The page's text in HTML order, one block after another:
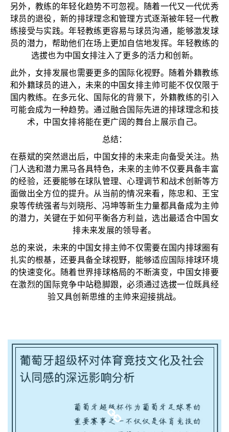
另外，教练的年轻化趋势不可忽视。随着一代又一代优秀
球员的退役，新的排球理念和管理方式逐渐被年轻一代教
练接受与实践。年轻教练更容易与球员沟通，能够激发球
员的潜力，帮助他们在场上更加自信地发挥。年轻教练的
选拔也为中国女排注入了更多的活力和创新。
此外，女排发展也需要更多的国际化视野。随着外籍教练
和外籍球员的进入，未来的中国女排主帅可能不仅仅限于
国内教练。在多元化、国际化的背景下，外籍教练的引入
可能会成为一种趋势。通过融合国际先进的排球理念和技
术，中国女排将能在更广阔的舞台上展示自己。
总结：
在蔡斌的突然退出后，中国女排的未来走向备受关注。热
门人选和潜力黑马各具特色，未来的主帅不仅要具备丰富
的经验，还要能够在球队管理、心理调节和战术创新等方
面做出全方位的提升。从当前的情况来看，陈忠和、王宝
泉等传统强者与刘晓彤、冯坤等新生力量都具备成为主帅
的潜力，关键在于如何平衡各方利益，选出最适合中国女
排未来发展的领导者。
总的来说，未来的中国女排主帅不仅需要在国内排球圈有
扎实的根基，还要具备全球视野，能够适应国际排球环境
的快速变化。随着世界排球格局的不断演变，中国女排要
在激烈的国际竞争中站稳脚跟，必须通过选拔一位既具经
验又具创新思维的主帅来迎接挑战。